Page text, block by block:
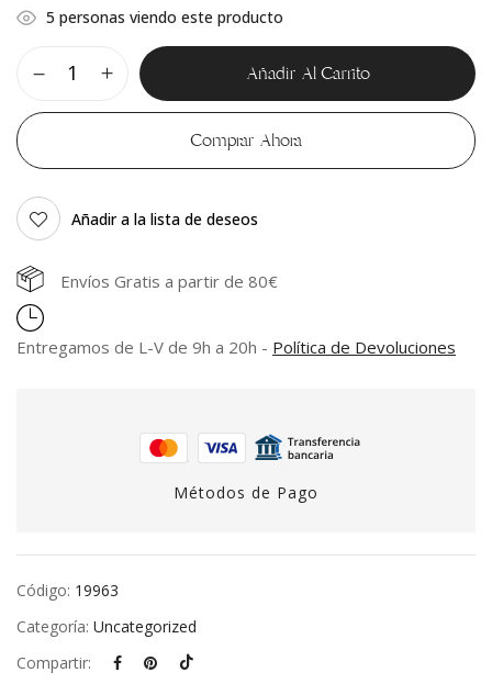
5 personas viendo este producto
Añadir Al Carrito
Comprar Ahora
Añadir a la lista de deseos
Envíos Gratis a partir de 80€
Entregamos de L-V de 9h a 20h - Política de Devoluciones
Métodos de Pago
Código: 19963
Categoría: Uncategorized
Compartir: